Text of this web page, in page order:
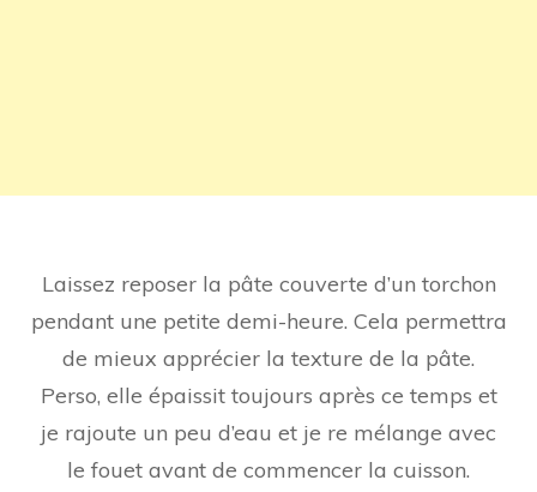
Laissez reposer la pâte couverte d’un torchon
pendant une petite demi-heure. Cela permettra
de mieux apprécier la texture de la pâte.
Perso, elle épaissit toujours après ce temps et
je rajoute un peu d’eau et je re mélange avec
le fouet avant de commencer la cuisson.